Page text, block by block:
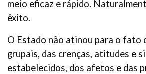
meio eficaz e rápido.
êxito.
O Estado não atinou para o fato
grupais, das crenças, atitudes e
estabelecidos, dos afetos e das